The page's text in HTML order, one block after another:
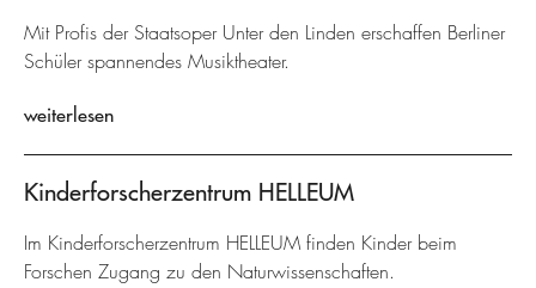
Mit Profis der Staatsoper Unter den Linden erschaffen Berliner
Schüler spannendes Musiktheater.
weiterlesen
Kinderforscherzentrum HELLEUM
Im Kinderforscherzentrum HELLEUM finden Kinder beim
Forschen Zugang zu den Naturwissenschaften.